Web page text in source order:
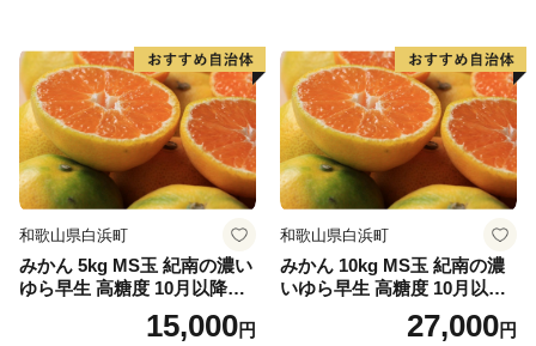
ての暖かいシーズンは沖縄やフィリピンなどとよく似た
サンゴ中心の景観を見せますが、冬からは海藻が生い茂
り、温帯的景観と熱帯的景観が混じる珍しい景観を見せ
ます。このような環境は世界的に見てもたいへん珍しい
ものです。
本州最南端の町、串本町へ是非一度おこし下さい。
★ABCテレビのニュース情報番組「news おかえり」
和歌山県白浜町
みかん 5kg MS玉 紀南の濃い
ゆら早生 高糖度 10月以降発
送 マルチ被覆栽培15,000円
和歌山県白浜町
みかん 10kg MS玉 紀南の濃
いゆら早生 高糖度 10月以降
発送 マルチ被覆栽培27,000円